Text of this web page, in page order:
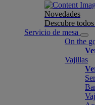
Novedades
Descubre
Servicio de mesa
On the
Vajillas